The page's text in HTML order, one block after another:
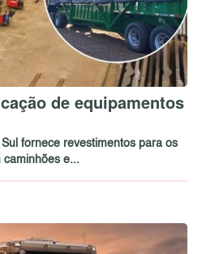
de equipamentos
fornece revestimentos para os
caminhões e...